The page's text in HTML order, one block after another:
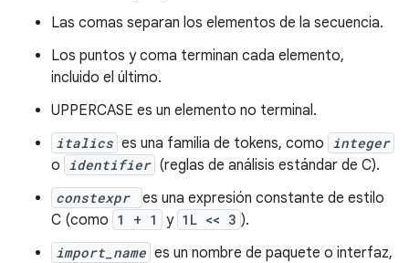
Las comas separan los elementos de la secuencia.
Los puntos y coma terminan cada elemento,
incluido el último.
UPPERCASE es un elemento no terminal.
italics es una familia de tokens, como integer
o identifier (reglas de análisis estándar de C).
constexpr
es una expresión constante de estilo
C (como 1 + 1 y 1L << 3 ).
import_name es un nombre de paquete o interfaz,